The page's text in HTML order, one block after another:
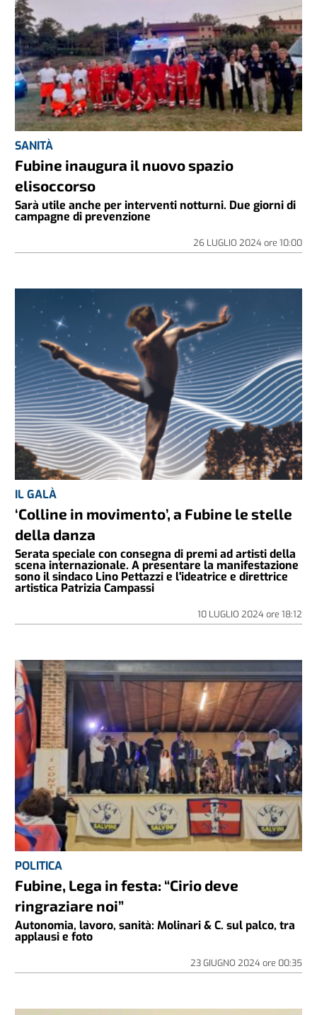
SANITÀ
Fubine inaugura il nuovo spazio
elisoccorso
Sarà utile anche per interventi notturni. Due giorni di
campagne di prevenzione
26 LUGLIO 2024ore 10:00
IL GALÀ
‘Colline in movimento’, a Fubine le stelle
della danza
Serata speciale con consegna di premi ad artisti della
scena internazionale. A presentare la manifestazione
sono il sindaco Lino Pettazzi e l'ideatrice e direttrice
artistica Patrizia Campassi
10 LUGLIO 2024ore 18:12
POLITICA
Fubine, Lega in festa: “Cirio deve
ringraziare noi”
Autonomia, lavoro, sanità: Molinari & C. sul palco, tra
applausi e foto
23 GIUGNO 2024ore 00:35